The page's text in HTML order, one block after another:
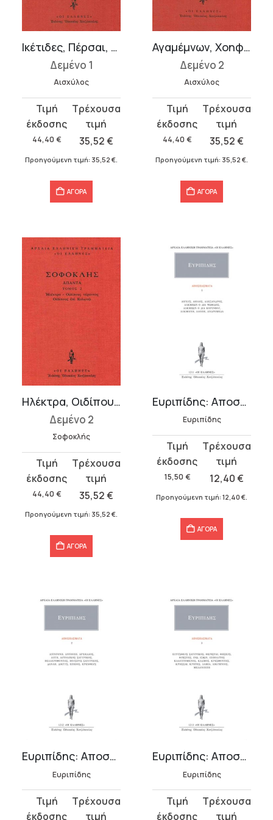
Ικέτιδες, Πέρσαι, Προμηθεύς δεσμώτης, Επτά επί Θήβας
Δεμένο 1
Αισχύλος
44,40 €
Original
price
was:
44,40 €.
35,52€
τρέχουσα
τιμή
Προηγούμενη τιμή: 35,52 €
ΑΓΟΡΑ
Αγαμέμνων, Χοηφόροι, Ευμενίδες, Αποσπάσματα
Δεμένο 2
Αισχύλος
44,40 €
Original
price
was:
44,40 €.
35,52€
τρέχουσα
τιμή
Προηγούμενη τιμή: 35,52 €
ΑΓΟΡΑ
Ηλέκτρα, Οιδίπους τύραννος, Οιδίπους επί Κολωνώ
Δεμένο 2
Σοφοκλής
44,40 €
Original
price
was:
44,40 €.
35,52€
τρέχουσα
τιμή
είναι:
Προηγούμενη τιμή: 35,52 €.
ΑΓΟΡΑ
Ευριπίδης: Αποσπάσματα 1
Ευριπίδης
15,50 €
Original
price
was:
15,50 €.
12,40€
τρέχουσα
τιμή
είναι:
Προηγούμενη τιμή: 12,40 €.
ΑΓΟΡΑ
Ευριπίδης: Αποσπάσματα 2
Ευριπίδης
Original
price
τρέχουσα
Ευριπίδης: Αποσπάσματα 3
Ευριπίδης
Original
price
τρέχουσα